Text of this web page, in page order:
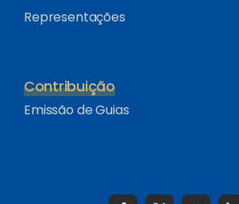
Representações
Contribuição
Emissão de Guias